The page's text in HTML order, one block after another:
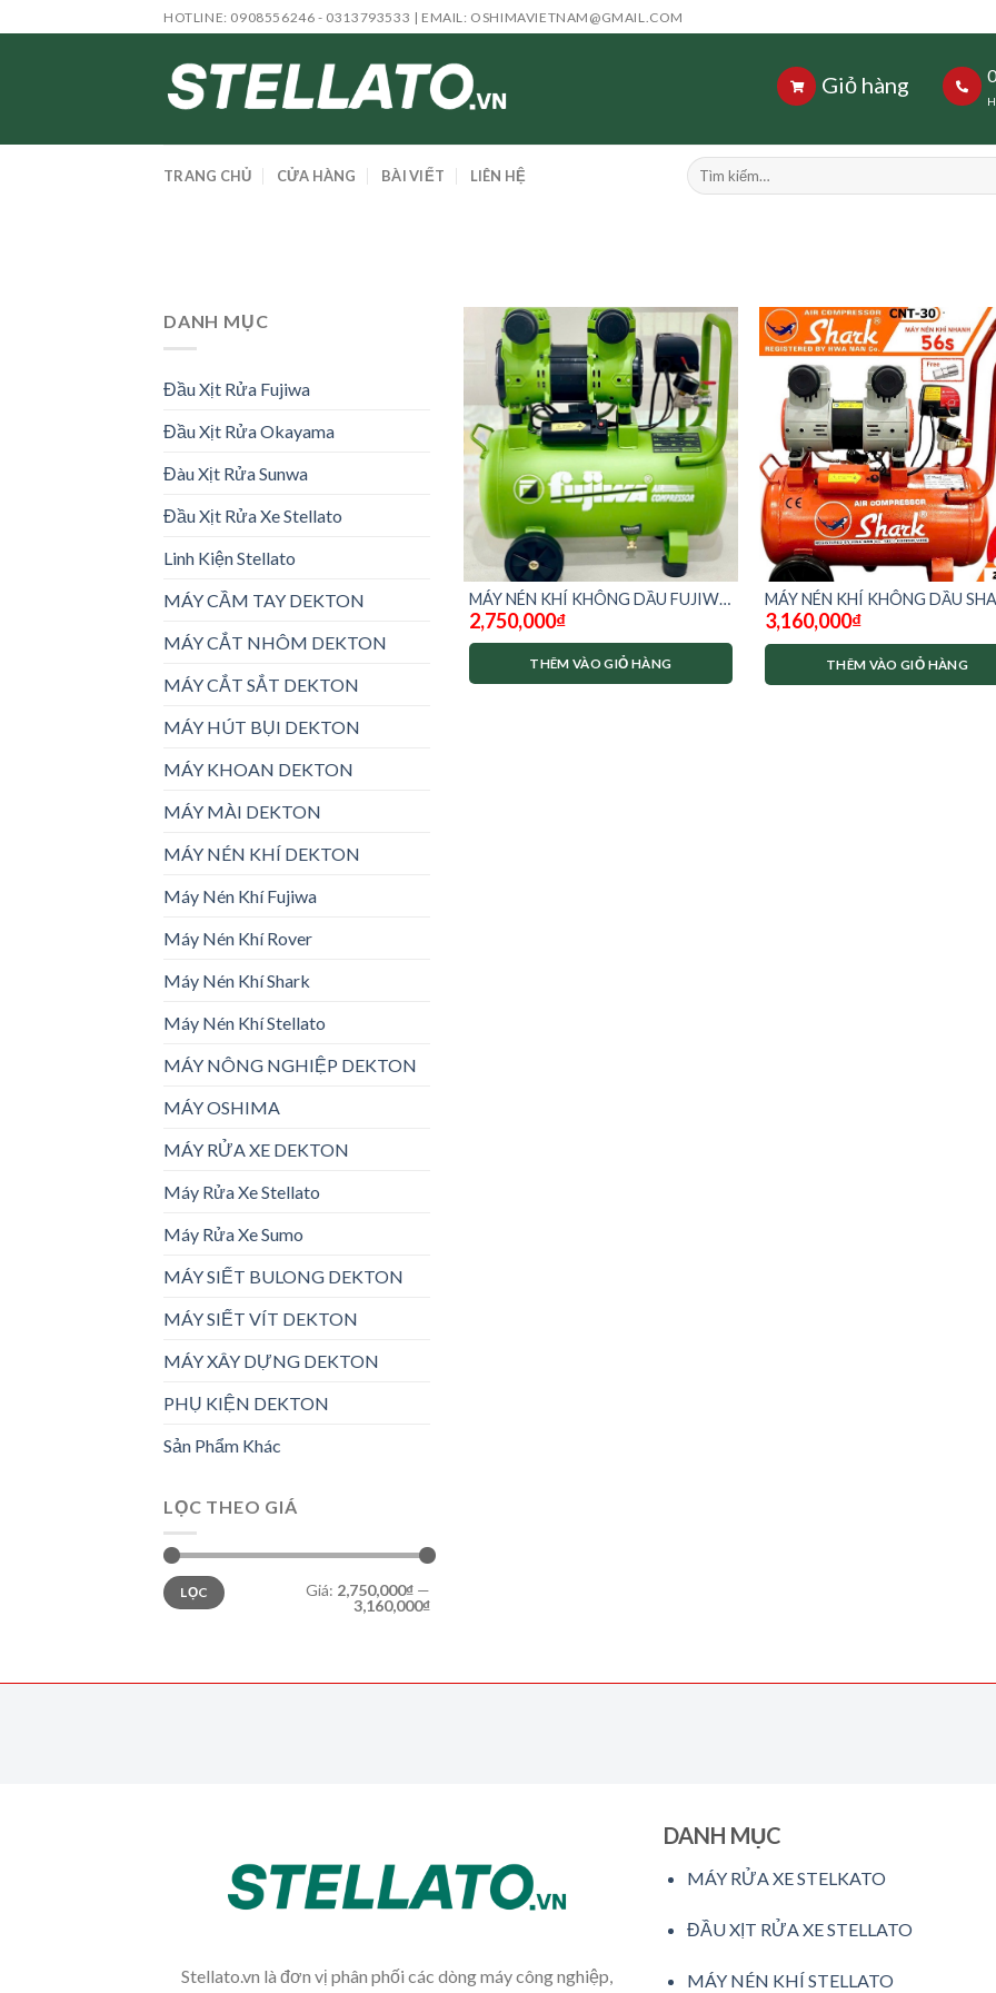
to
HOTLINE: 0908556246 - 0313793533 | EMAIL: OSHIMAVIETNAM@GMAIL.COM
Giỏ hàng
TRANG CHỦ CỬA HÀNG BÀI VIẾT LIÊN HỆ
Tìm
kiếm:
DANH MỤC
Đầu Xịt Rửa Fujiwa
Đầu Xịt Rửa Okayama
Đàu Xịt Rửa Sunwa
Đầu Xịt Rửa Xe Stellato
Linh Kiện Stellato
MÁY CẦM TAY DEKTON
MÁY CẮT NHÔM DEKTON
MÁY CẮT SẮT DEKTON
MÁY HÚT BỤI DEKTON
MÁY KHOAN DEKTON
MÁY MÀI DEKTON
MÁY NÉN KHÍ DEKTON
Máy Nén Khí Fujiwa
Máy Nén Khí Rover
Máy Nén Khí Shark
Máy Nén Khí Stellato
MÁY NÔNG NGHIỆP DEKTON
MÁY OSHIMA
MÁY RỬA XE DEKTON
Máy Rửa Xe Stellato
Máy Rửa Xe Sumo
MÁY SIẾT BULONG DEKTON
MÁY SIẾT VÍT DEKTON
MÁY XÂY DỰNG DEKTON
PHỤ KIỆN DEKTON
Sản Phẩm Khác
LỌC THEO GIÁ
Giá
tối
thiểu
Giá
tối
đa
LỌC Giá: 2,750,000₫ —
3,160,000₫
MÁY NÉN KHÍ KHÔNG DẦU FUJIWA
30 LÍT FJ-25
2,750,000₫
THÊM VÀO GIỎ HÀNG
MÁY NÉN KHÍ KHÔNG DẦU
30L CNT-30
3,160,000₫
THÊM VÀO GIỎ HÀNG
Stellato.vn là đơn vị phân phối các dòng máy công nghiệp,
DANH MỤC
MÁY RỬA XE STELKATO
ĐẦU XỊT RỬA XE STELLATO
MÁY NÉN KHÍ STELLATO